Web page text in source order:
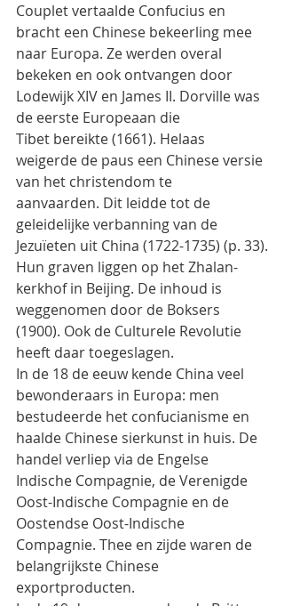
Couplet vertaalde Confucius en
bracht een Chinese bekeerling mee
naar Europa. Ze werden overal
bekeken en ook ontvangen door
Lodewijk XIV en James II. Dorville was
de eerste Europeaan die
Tibet bereikte (1661). Helaas
weigerde de paus een Chinese versie
van het christendom te
aanvaarden. Dit leidde tot de
geleidelijke verbanning van de
Jezuïeten uit China (1722-1735) (p. 33).
Hun graven liggen op het Zhalan-
kerkhof in Beijing. De inhoud is
weggenomen door de Boksers
(1900). Ook de Culturele Revolutie
heeft daar toegeslagen.
In de 18 de eeuw kende China veel
bewonderaars in Europa: men
bestudeerde het confucianisme en
haalde Chinese sierkunst in huis. De
handel verliep via de Engelse
Indische Compagnie, de Verenigde
Oost-Indische Compagnie en de
Oostendse Oost-Indische
Compagnie. Thee en zijde waren de
belangrijkste Chinese
exportproducten.